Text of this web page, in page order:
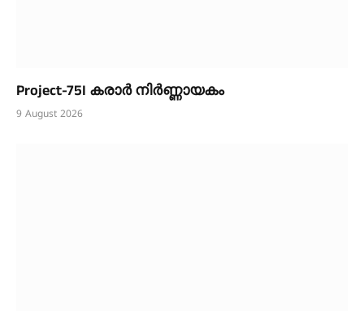
Project-75I കരാർ നിർണ്ണായകം
9 August 2026